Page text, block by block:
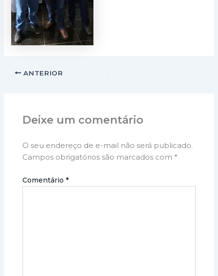
ANTERIOR
Deixe um comentário
O seu endereço de e-mail não será publicado.
Campos obrigatórios são marcados com *
Comentário *